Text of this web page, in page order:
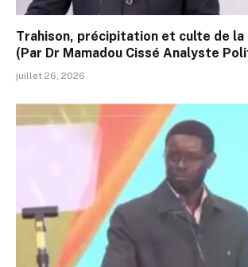
Trahison, précipitation et culte de la
(Par Dr Mamadou Cissé Analyste
juillet 26, 2026